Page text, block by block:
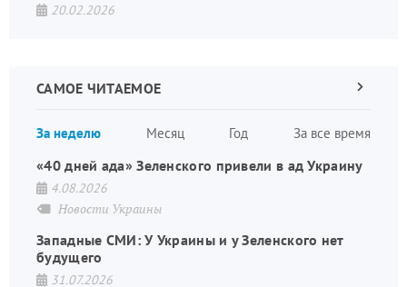
20.02.2026
САМОЕ ЧИТАЕМОЕ
За неделю Месяц Год За все время
Следующая
«40 дней ада» Зеленского привели в ад Украину
4.08.2026
Новости Украины
Западные СМИ: У Украины и у Зеленского нет
будущего
31.07.2026